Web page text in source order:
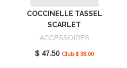
COCCINELLE TASSEL
SCARLET
E2MU0410101_R02
ACCESSOIRES
$ 47.50 Club $ 38.00